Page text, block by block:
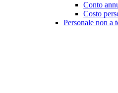
Conto
Costo
Personale non a